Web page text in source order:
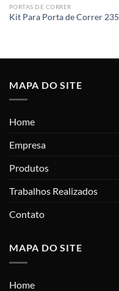
PORTAS DE CORRER
Kit Para Porta de Correr 235
MAPA DO SITE
Home
Empresa
Produtos
Trabalhos Realizados
Contato
MAPA DO SITE
Home